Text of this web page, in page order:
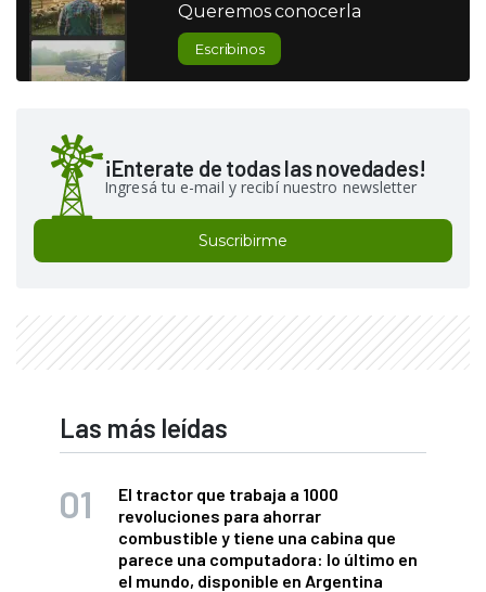
Queremos conocerla
Escribinos
¡Enterate de todas las novedades!
Ingresá tu e-mail y recibí nuestro newsletter
Suscribirme
Las más leídas
El tractor que trabaja a 1000
revoluciones para ahorrar
combustible y tiene una cabina que
parece una computadora: lo último en
el mundo, disponible en Argentina